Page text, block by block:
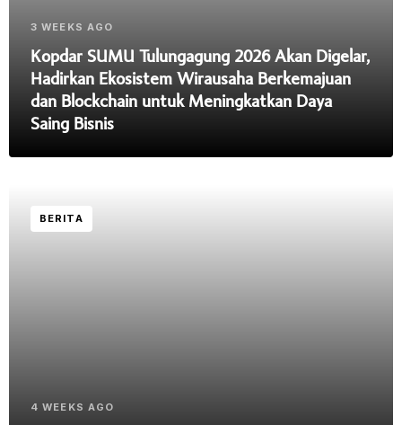
3 WEEKS AGO
Kopdar SUMU Tulungagung 2026 Akan Digelar,
Hadirkan Ekosistem Wirausaha Berkemajuan
dan Blockchain untuk Meningkatkan Daya
Saing Bisnis
BERITA
4 WEEKS AGO